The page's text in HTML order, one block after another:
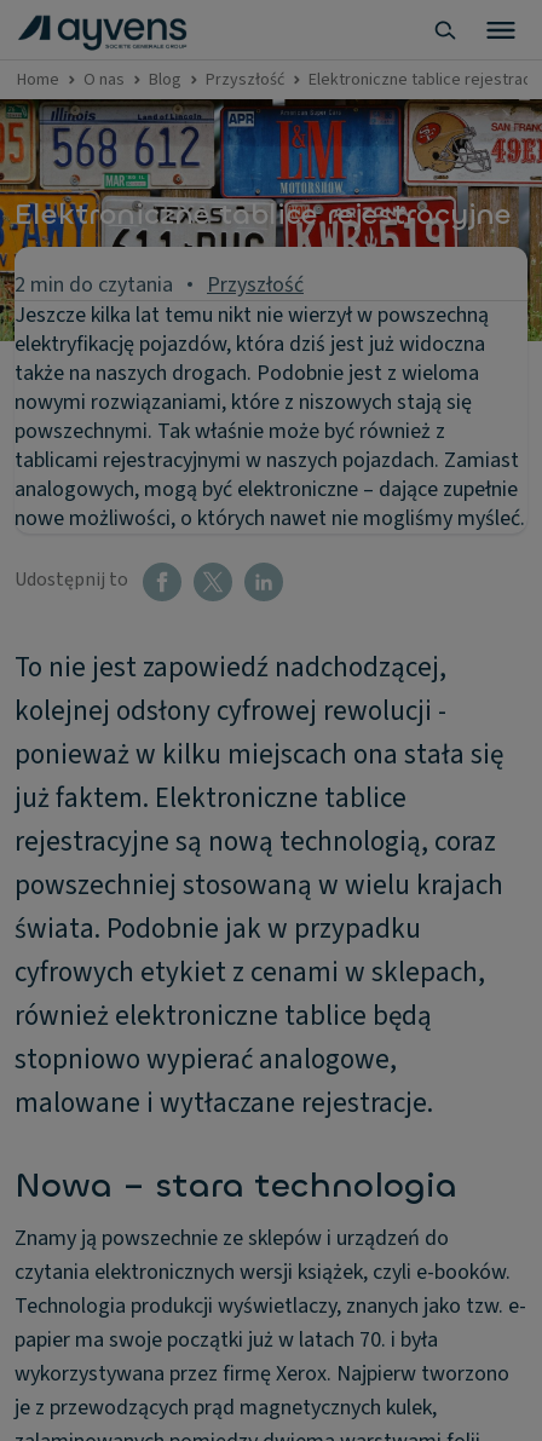
Home O nas Blog Przyszłość Elektroniczne tablice
Elektroniczne tablice rejestracyjne
2 min do czytania
Przyszłość
Jeszcze kilka lat temu nikt nie wierzył w powszechną
elektryfikację pojazdów, która dziś jest już widoczna
także na naszych drogach. Podobnie jest z wieloma
nowymi rozwiązaniami, które z niszowych stają się
powszechnymi. Tak właśnie może być również z
tablicami rejestracyjnymi w naszych pojazdach. Zamiast
analogowych, mogą być elektroniczne – dające zupełnie
nowe możliwości, o których nawet nie mogliśmy myśleć.
Udostępnij to
To nie jest zapowiedź nadchodzącej,
kolejnej odsłony cyfrowej rewolucji -
ponieważ w kilku miejscach ona stała się
już faktem. Elektroniczne tablice
rejestracyjne są nową technologią, coraz
powszechniej stosowaną w wielu krajach
świata. Podobnie jak w przypadku
cyfrowych etykiet z cenami w sklepach,
również elektroniczne tablice będą
stopniowo wypierać analogowe,
malowane i wytłaczane rejestracje.
Nowa – stara technologia
Znamy ją powszechnie ze sklepów i urządzeń do
czytania elektronicznych wersji książek, czyli e-booków.
Technologia produkcji wyświetlaczy, znanych jako tzw. e-
papier ma swoje początki już w latach 70. i była
wykorzystywana przez firmę Xerox. Najpierw tworzono
je z przewodzących prąd magnetycznych kulek,